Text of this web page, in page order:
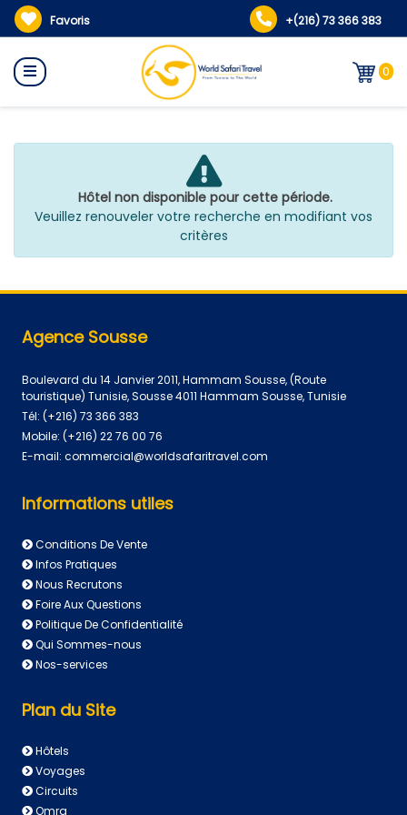
Favoris +(216) 73 366 383
0
Hôtel non disponible pour cette période.
Veuillez renouveler votre recherche en modifiant vos
critères
Agence Sousse
Boulevard du 14 Janvier 2011, Hammam Sousse, (Route
touristique) Tunisie, Sousse 4011 Hammam Sousse, Tunisie
Tél: (+216) 73 366 383
Mobile: (+216) 22 76 00 76
E-mail: commercial@worldsafaritravel.com
Informations utiles
Conditions De Vente
Infos Pratiques
Nous Recrutons
Foire Aux Questions
Politique De Confidentialité
Qui Sommes-nous
Nos-services
Plan du Site
Hôtels
Voyages
Circuits
Omra